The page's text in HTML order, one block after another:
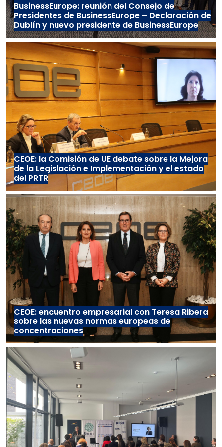
BusinessEurope: reunión del Consejo de
Presidentes de BusinessEurope – Declaración de
Dublín y nuevo presidente de BusinessEurope
CEOE: la Comisión de UE debate sobre la Mejora
de la Legislación e Implementación y el estado
del PRTR
CEOE: encuentro empresarial con Teresa Ribera
sobre las nuevas normas europeas de
concentraciones